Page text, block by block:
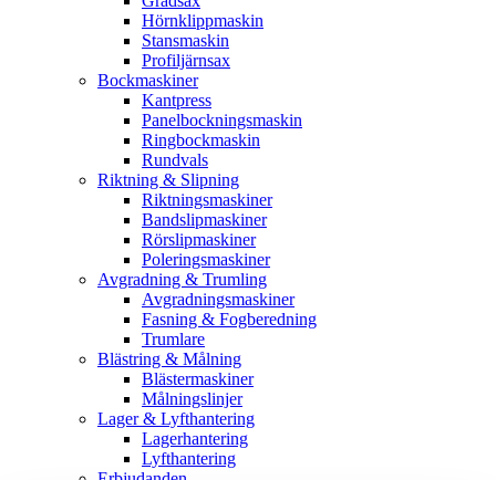
Hörnklippmaskin
Stansmaskin
Profiljärnsax
Bockmaskiner
Kantpress
Panelbockningsmaskin
Ringbockmaskin
Rundvals
Riktning & Slipning
Riktningsmaskiner
Bandslipmaskiner
Rörslipmaskiner
Poleringsmaskiner
Avgradning & Trumling
Avgradningsmaskiner
Fasning & Fogberedning
Trumlare
Blästring & Målning
Blästermaskiner
Målningslinjer
Lager & Lyfthantering
Lagerhantering
Lyfthantering